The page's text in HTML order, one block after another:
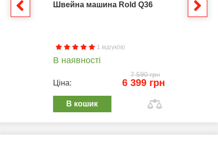
Швейна машина Rold Q36
1 відгук(ів)
В наявності
7 590 грн
Ціна: 6 399 грн
В кошик